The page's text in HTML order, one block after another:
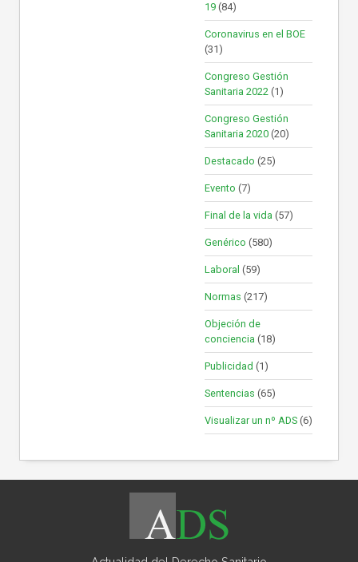
19 (84)
Coronavirus en el BOE
(31)
Congreso Gestión
Sanitaria 2022 (1)
Congreso Gestión
Sanitaria 2020 (20)
Destacado (25)
Evento (7)
Final de la vida (57)
Genérico (580)
Laboral (59)
Normas (217)
Objeción de
conciencia (18)
Publicidad (1)
Sentencias (65)
Visualizar un nº ADS (6)